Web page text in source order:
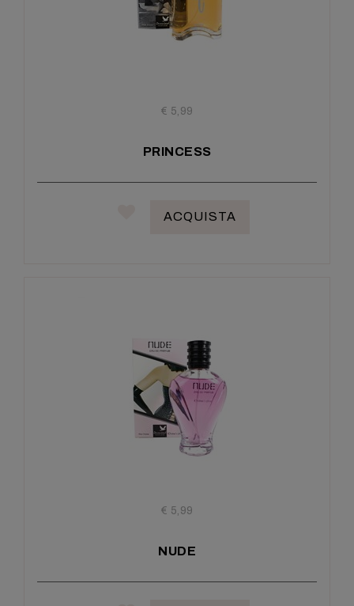
€ 5,99
PRINCESS
ACQUISTA
€ 5,99
NUDE